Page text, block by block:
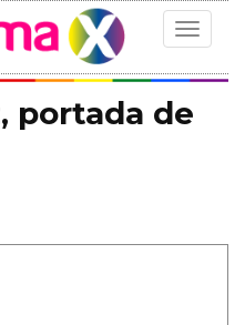
Toggle
portada de